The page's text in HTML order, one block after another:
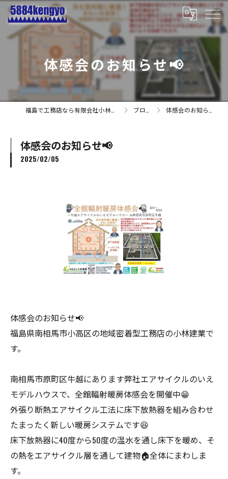
体感会のお知らせ📢
福島で工務店なら有限会社小林建業 ブログ 体感会のお知らせ📢
体感会のお知らせ📢
2025/02/05
体感会のお知らせ📢
福島県南相馬市小高区の地域密着型工務店の小林建業で
す。
南相馬市原町区牛越にあります弊社エアサイクルのいえ
モデルハウスで、全館輻射暖房体感会を開催中😁
外張り断熱エアサイクル工法に床下放熱器を組み合わせ
たまったく新しい暖房システムです😆
床下放熱器に40度から50度の温水を通し床下を暖め、そ
の熱をエアサイクル層を通して建物🏠全体にまわしま
す。